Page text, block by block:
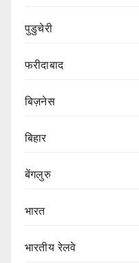
पुडुचेरी
फरीदाबाद
बिज़नेस
बिहार
बेंगलुरु
भारत
भारतीय रेलवे